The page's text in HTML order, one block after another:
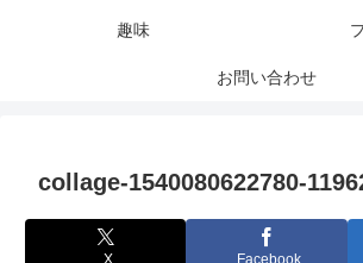
趣味
お問い合わせ
collage-1540080622780-
X Facebook